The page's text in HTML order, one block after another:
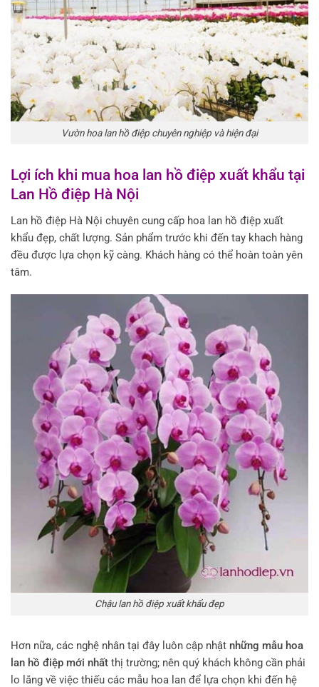
Vườn hoa lan hồ điệp chuyên nghiệp và hiện đại
Lợi ích khi mua hoa lan hồ điệp xuất khẩu tại
Lan Hồ điệp Hà Nội
Lan hồ điệp Hà Nội chuyên cung cấp hoa lan hồ điệp xuất
khẩu đẹp, chất lượng. Sản phẩm trước khi đến tay khach hàng
đều được lựa chọn kỹ càng. Khách hàng có thể hoàn toàn yên
tâm.
Chậu lan hồ điệp xuất khẩu đẹp
Hơn nữa, các nghệ nhân tại đây luôn cập nhật những mẫu hoa
lan hồ điệp mới nhất thị trường; nên quý khách không cần phải
lo lắng về việc thiếu các mẫu hoa lan để lựa chọn khi đến hệ